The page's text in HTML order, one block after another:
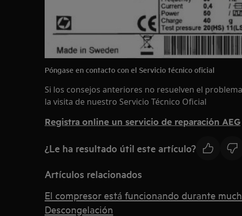
Póngase en contacto con el Servicio técnico oficial
Si los consejos anteriores no resuelven el
la visita de nuestro Servicio Técnico Oficial
Registra online un servicio de reparación AEG
¿Le ha resultado útil este artículo?
Artículos relacionados
El compresor está funcionando durante
Descongelación